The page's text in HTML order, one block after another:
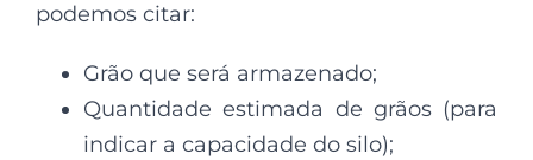
podemos citar:
Grão que será armazenado;
Quantidade estimada de grãos (para
indicar a capacidade do silo);